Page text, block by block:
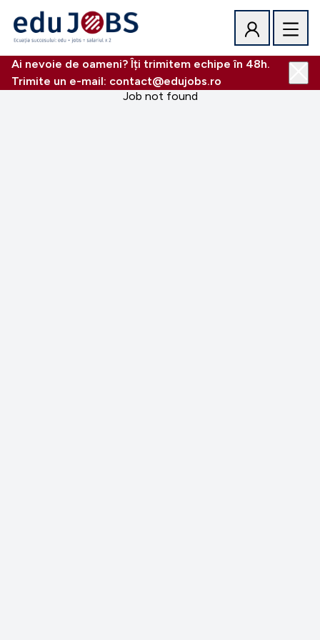
Ai nevoie de oameni? Îți trimitem echipe în 48h.
Trimite un e-mail: contact@edujobs.ro
Job not found